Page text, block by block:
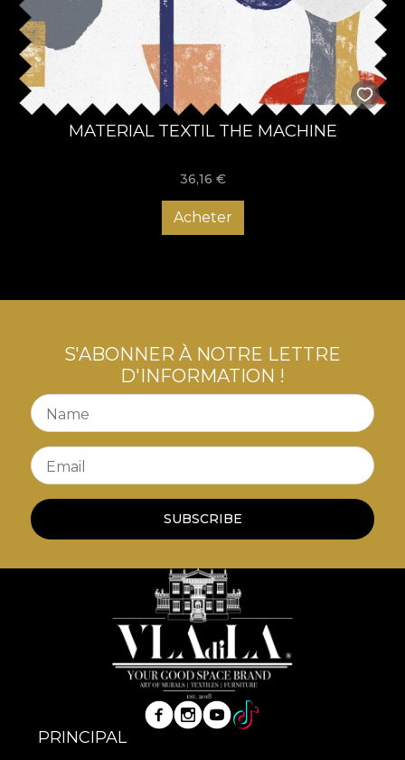
MATERIAL TEXTIL THE MACHINE
36,16 €
Acheter
S'ABONNER À NOTRE LETTRE
D'INFORMATION !
Name
Email
SUBSCRIBE
PRINCIPAL